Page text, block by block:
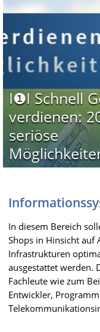
I❶I Schnell
verdienen:
seriöse
In diesem Bereich
Shops in Hinsicht auf
Infrastrukturen
ausgestattet werden.
Fachleute wie zum
Entwickler,